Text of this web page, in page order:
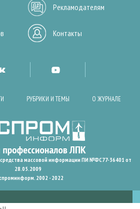
Рекламодателям
Контакты
РУБРИКИ И ТЕМЫ О ЖУРНАЛЕ
средства массовой информации ПИ №ФС77-36401 от
28.05.2009
2002 - 2022